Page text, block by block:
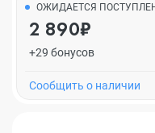
ОЖИДАЕТСЯ
2 890₽
+29 бонусов
Cообщить о наличии